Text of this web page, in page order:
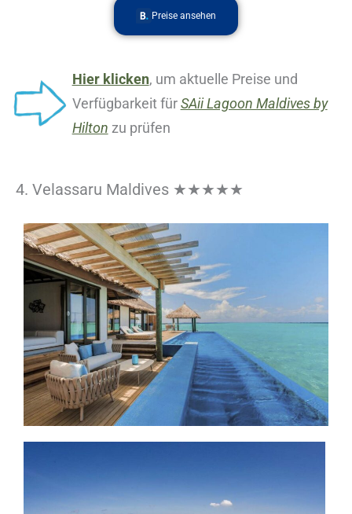
Preise ansehen
Hier klicken, um aktuelle Preise und
Verfügbarkeit fürSAii Lagoon Maldives by
Hilton zu prüfen
4. Velassaru Maldives ★★★★★